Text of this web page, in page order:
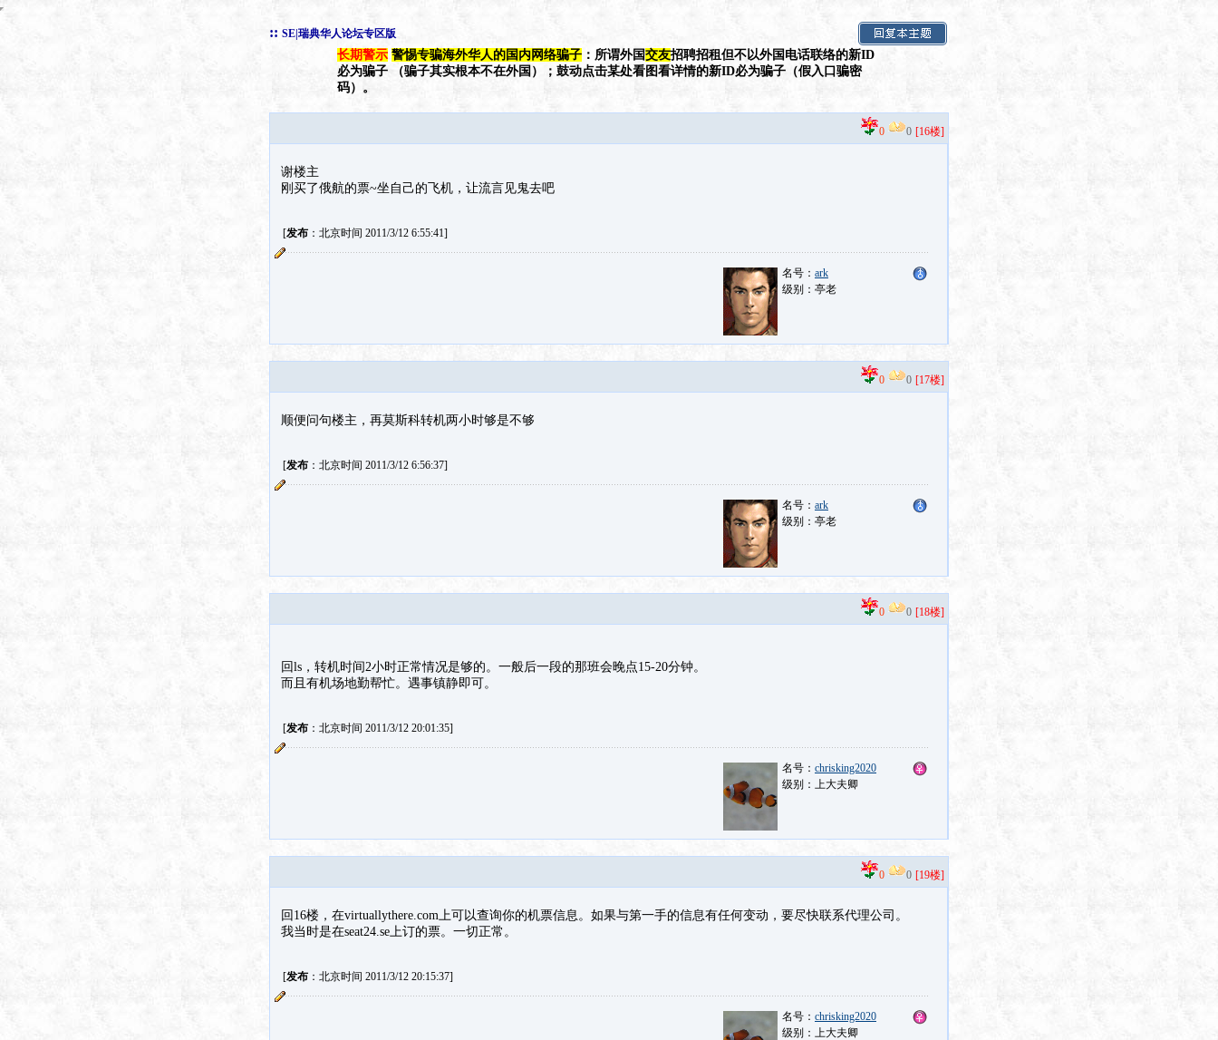
:: SE|瑞典华人论坛专区版
长期警示 警惕专骗海外华人的国内网络骗子 ：所谓外国交友招聘招租但不以外国电话联络的新ID
必为骗子 （骗子其实根本不在外国）；鼓动点击某处看图看详情的新ID必为骗子（假入口骗密
码）。
0 0 [16楼]
谢楼主
刚买了俄航的票~坐自己的飞机，让流言见鬼去吧
[发布：北京时间 2011/3/12 6:55:41]
名号： ark
级别：亭老
0 0 [17楼]
顺便问句楼主，再莫斯科转机两小时够是不够
[发布：北京时间 2011/3/12 6:56:37]
名号： ark
级别：亭老
0 0 [18楼]
回ls，转机时间2小时正常情况是够的。一般后一段的那班会晚点15-20分钟。
而且有机场地勤帮忙。遇事镇静即可。
[发布：北京时间 2011/3/12 20:01:35]
名号： chrisking2020
级别：上大夫卿
0 0 [19楼]
回16楼，在virtuallythere.com上可以查询你的机票信息。如果与第一手的信息有任何变动，要尽快联系代理公司。
我当时是在seat24.se上订的票。一切正常。
[发布：北京时间 2011/3/12 20:15:37]
名号： chrisking2020
级别：上大夫卿